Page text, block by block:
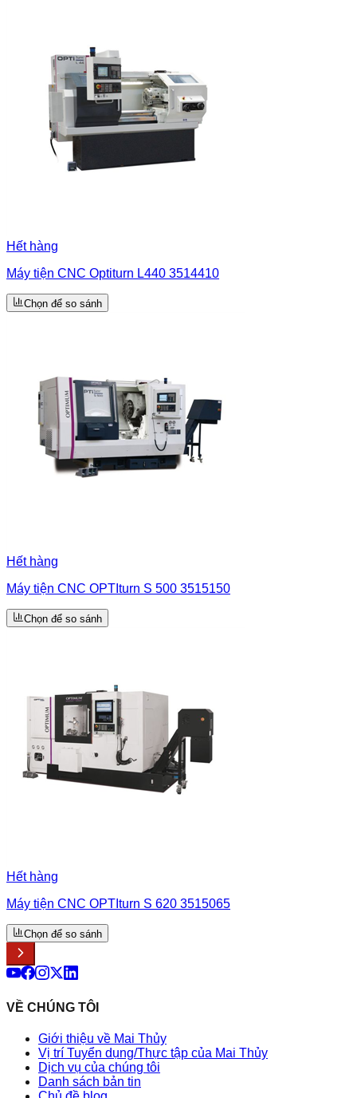
Hết hàng
Máy tiện CNC Optiturn L440 3514410
Chọn để so sánh
Hết hàng
Máy tiện CNC OPTIturn S 500 3515150
Chọn để so sánh
Hết hàng
Máy tiện CNC OPTIturn S 620 3515065
Chọn để so sánh
VỀ CHÚNG TÔI
Giới thiệu về Mai Thủy
Vị trí Tuyển dụng/Thực tập của Mai Thủy
Dịch vụ của chúng tôi
Danh sách bản tin